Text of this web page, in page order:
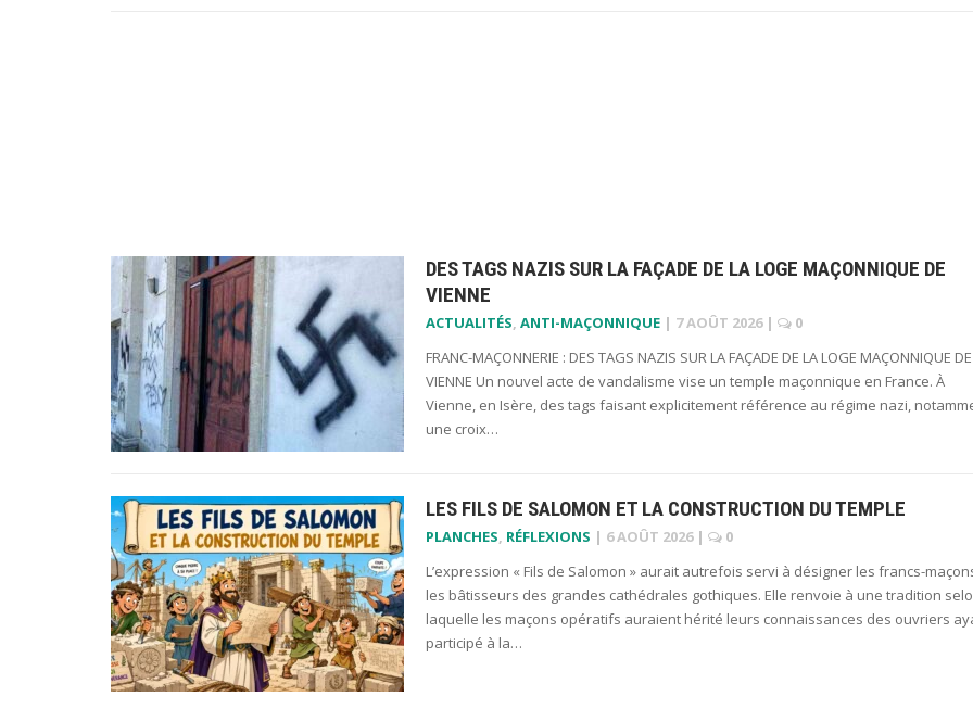
DES TAGS NAZIS SUR LA FAÇADE DE LA LOGE MAÇONNIQUE DE
VIENNE
ACTUALITÉS, ANTI-MAÇONNIQUE | 7 AOÛT 2026 |
0
FRANC-MAÇONNERIE : DES TAGS NAZIS SUR LA FAÇADE DE LA LOGE MAÇONNIQUE DE
VIENNE Un nouvel acte de vandalisme vise un temple maçonnique en France. À
Vienne, en Isère, des tags faisant explicitement référence au régime nazi,
une croix…
LES FILS DE SALOMON ET LA CONSTRUCTION DU TEMPLE
PLANCHES, RÉFLEXIONS | 6 AOÛT 2026 |
0
L’expression « Fils de Salomon » aurait autrefois servi à désigner les francs-
les bâtisseurs des grandes cathédrales gothiques. Elle renvoie à une tradition
laquelle les maçons opératifs auraient hérité leurs connaissances des ouvriers
participé à la…